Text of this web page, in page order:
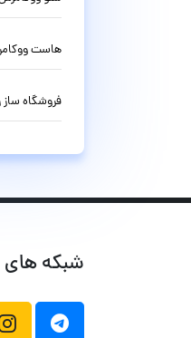
هاست
فروشگاه ساز
شبکه های